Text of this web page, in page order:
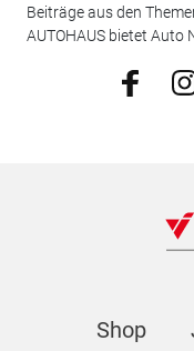
Beiträge aus den
AUTOHAUS bietet Auto
Shop